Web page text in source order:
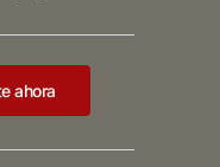
ahora